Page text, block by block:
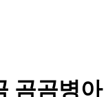
곰곰병아